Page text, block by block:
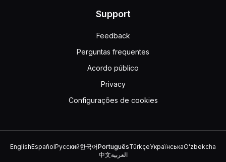
Support
Feedback
Perguntas frequentes
Acordo público
Privacy
Configurações de cookies
EnglishEspañolРусский한국어PortuguêsTürkçeУкраїнськаOʻzbekcha
中文العربية